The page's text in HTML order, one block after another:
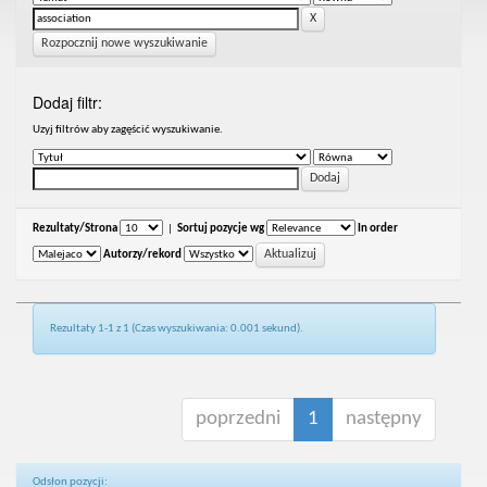
Rozpocznij nowe wyszukiwanie
Dodaj filtr:
Uzyj filtrów aby zagęścić wyszukiwanie.
Rezultaty/Strona Sortuj pozycje wg In order
Autorzy/rekord
Rezultaty 1-1 z 1 (Czas wyszukiwania: 0.001 sekund).
poprzedni 1 następny
Odsłon pozycji: